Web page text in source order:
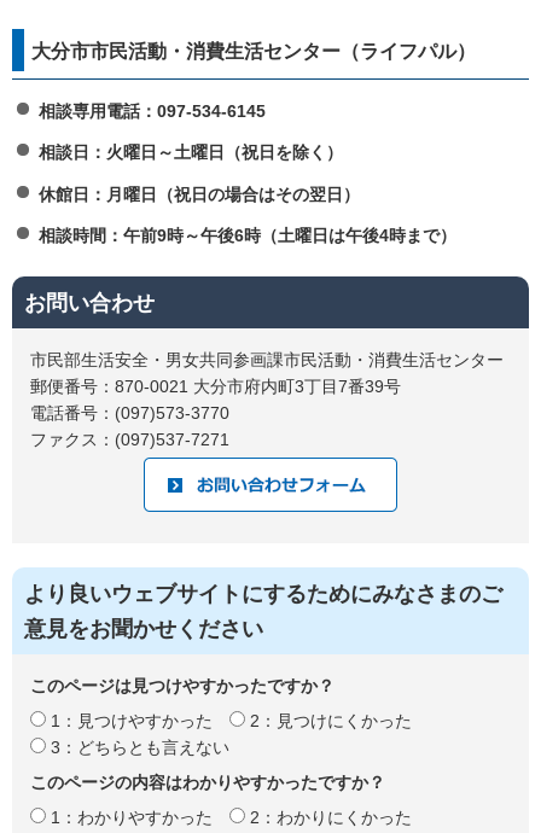
大分市市民活動・消費生活センター（ライフパル）
相談専用電話：097-534-6145
相談日：火曜日～土曜日（祝日を除く）
休館日：月曜日（祝日の場合はその翌日）
相談時間：午前9時～午後6時（土曜日は午後4時まで）
お問い合わせ
市民部生活安全・男女共同参画課市民活動・消費生活センター
郵便番号：870-0021 大分市府内町3丁目7番39号
電話番号：(097)573-3770
ファクス：(097)537-7271
より良いウェブサイトにするためにみなさまのご
意見をお聞かせください
このページは見つけやすかったですか？
1：見つけやすかった
2：見つけにくかった
3：どちらとも言えない
このページの内容はわかりやすかったですか？
1：わかりやすかった
2：わかりにくかった